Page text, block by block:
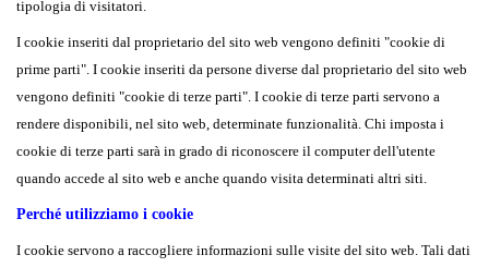
tipologia di visitatori.
I cookie inseriti dal proprietario del sito web vengono definiti "cookie di
prime parti". I cookie inseriti da persone diverse dal proprietario del sito web
vengono definiti "cookie di terze parti". I cookie di terze parti servono a
rendere disponibili, nel sito web, determinate funzionalità. Chi imposta i
cookie di terze parti sarà in grado di riconoscere il computer dell'utente
quando accede al sito web e anche quando visita determinati altri siti.
Perché utilizziamo i cookie
I cookie servono a raccogliere informazioni sulle visite del sito web. Tali dati